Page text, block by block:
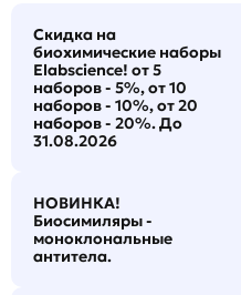
Скидка на
биохимические наборы
Elabscience! от 5
наборов - 5%, от 10
наборов - 10%, от 20
наборов - 20%. До
31.08.2026
НОВИНКА!
Биосимиляры -
моноклональные
антитела.